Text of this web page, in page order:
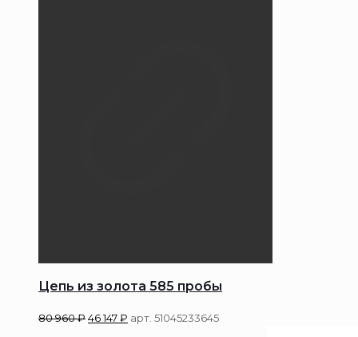
Цепь из золота 585 пробы
80 960₽46 147₽ арт. 51045233645